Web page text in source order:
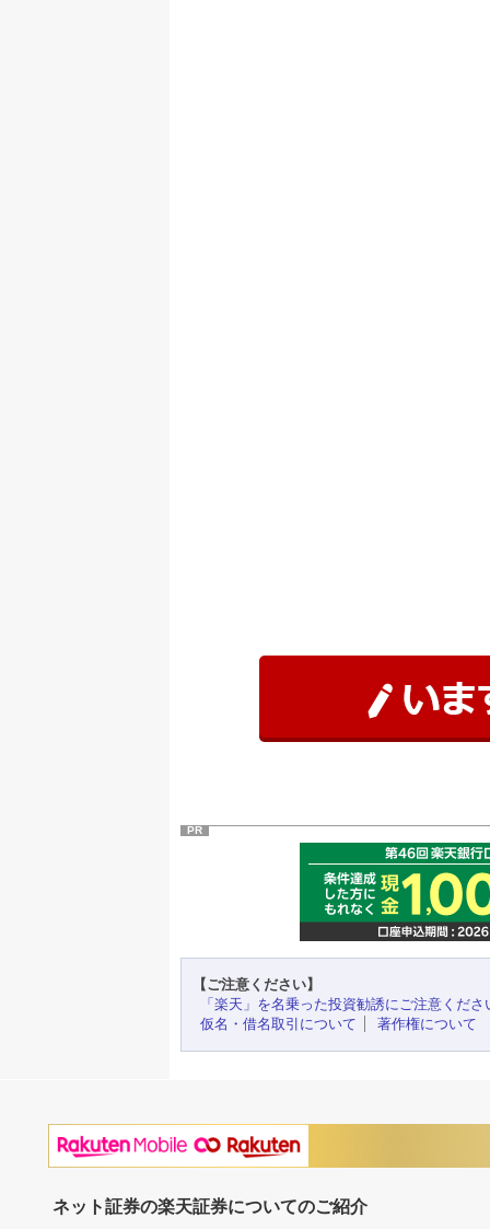
PR
【ご注意ください】
「楽天」を名乗った投資勧誘にご注意くださ
仮名・借名取引について
著作権について
ネット証券の楽天証券についてのご紹介